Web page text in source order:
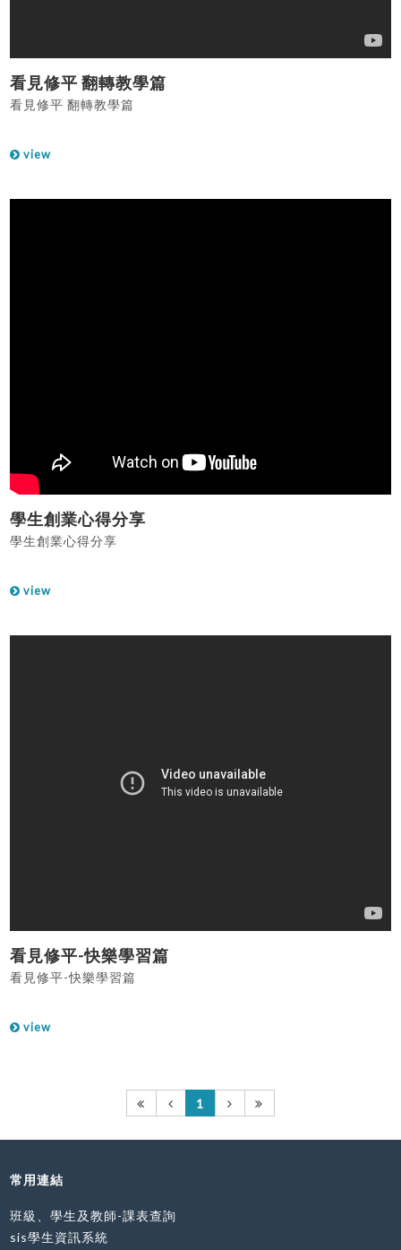
看見修平 翻轉教學篇
看見修平 翻轉教學篇
view
學生創業心得分享
學生創業心得分享
view
看見修平-快樂學習篇
看見修平-快樂學習篇
view
1
常用連結
班級、學生及教師-課表查詢
sis學生資訊系統